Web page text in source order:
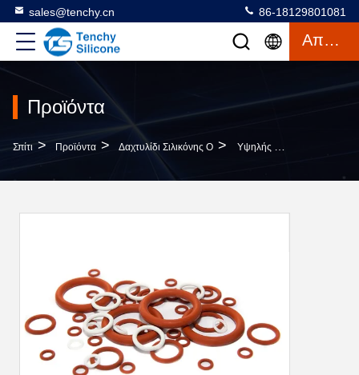
sales@tenchy.cn 86-18129801081
Απόσπασμα
Προϊόντα
Σπίτι > Προϊόντα > Δαχτυλίδι Σιλικόνης Ο > Υψηλής Θερμοκρασίας Σιλικόνη O Δαχτυλίδια Ανθεκτικά Σε Οξέα Και Αλκαλία, Χωρίς Μόλυβδο